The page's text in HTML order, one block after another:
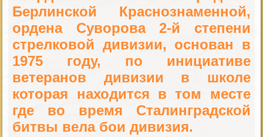
Берлинской Краснознаменной,
ордена Суворова 2-й степени
стрелковой дивизии, основан в
1975 году, по инициативе
ветеранов дивизии в школе
которая находится в том месте
где во время Сталинградской
битвы вела бои дивизия.